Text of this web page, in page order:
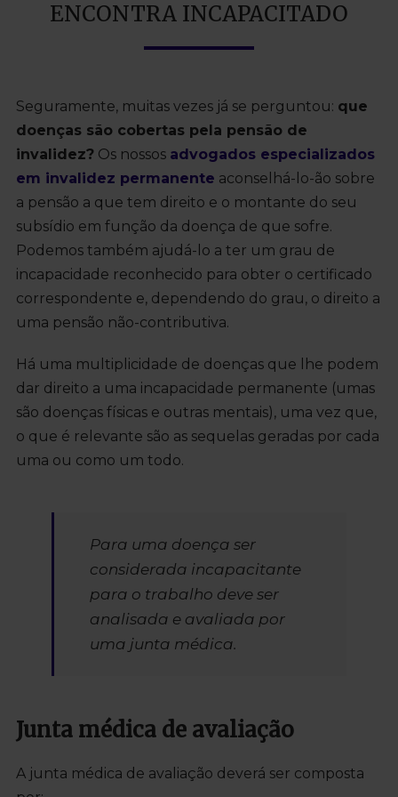
ENCONTRA INCAPACITADO
Seguramente, muitas vezes já se perguntou: que
doenças são cobertas pela pensão de
invalidez?Os nossos advogados especializados
em invalidez permanente aconselhá-lo-ão sobre
a pensão a que tem direito e o montante do seu
subsídio em função da doença de que sofre.
Podemos também ajudá-lo a ter um grau de
incapacidade reconhecido para obter o certificado
correspondente e, dependendo do grau, o direito a
uma pensão não-contributiva.
Há uma multiplicidade de doenças que lhe podem
dar direito a uma incapacidade permanente (umas
são doenças físicas e outras mentais), uma vez que,
o que é relevante são as sequelas geradas por cada
uma ou como um todo.
Para uma doença ser
considerada incapacitante
para o trabalho deve ser
analisada e avaliada por
uma junta médica.
Junta médica de avaliação
A junta médica de avaliação deverá ser composta